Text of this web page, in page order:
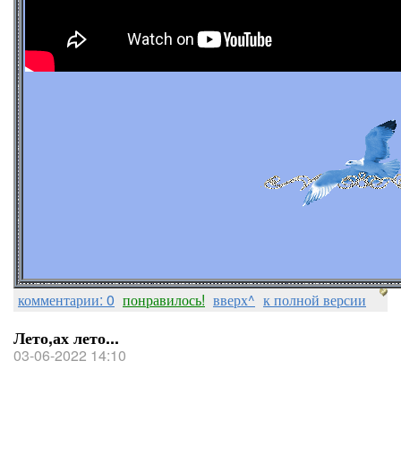
комментарии: 0 понравилось! вверх^ к полной версии
Лето,ах лето...
03-06-2022 14:10